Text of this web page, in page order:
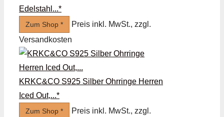
Edelstahl...*
Zum Shop *
Preis inkl. MwSt., zzgl.
Versandkosten
KRKC&CO S925 Silber Ohrringe Herren
Iced Out,...*
Zum Shop *
Preis inkl. MwSt., zzgl.